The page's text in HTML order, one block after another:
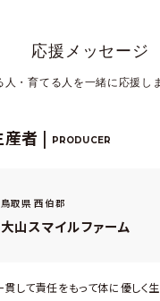
応援メッセージ
人・育てる人を一緒に応援し
産者 | PRODUCER
鳥取県 西伯郡
大山スマイルファーム
して責任をもって体に優しく